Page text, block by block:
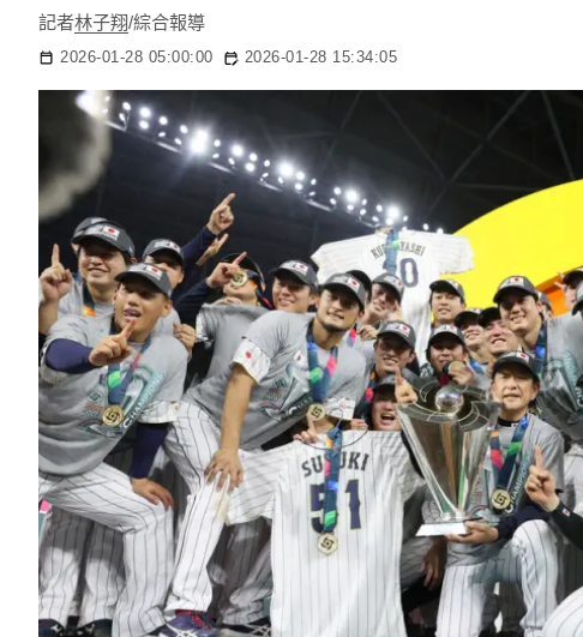
記者林子翔/綜合報導
2026-01-28 05:00:00 2026-01-28 15:34:05